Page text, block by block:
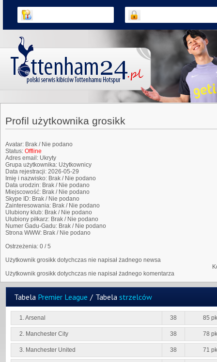
Profil użytkownika grosikk
Avatar: Brak / Nie podano
Status: Offline
Adres email: Ukryty
Grupa użytkownika: Użytkownicy
Data rejestracji: 2026-05-29
Imię i nazwisko: Brak / Nie podano
Data urodzin: Brak / Nie podano
Miejscowość: Brak / Nie podano
Skype ID: Brak / Nie podano
Zainteresowania: Brak / Nie podano
Ulubiony klub: Brak / Nie podano
Ulubiony piłkarz: Brak / Nie podano
Numer Gadu-Gadu: Brak / Nie podano
Strona WWW: Brak / Nie podano
Ostrzeżenia: 0 / 5
Użytkownik grosikk dotychczas nie napisał żadnego newsa
Użytkownik grosikk dotychczas nie napisał żadnego komentarza
Tabela Premier League / Tabela strzelców
1. Arsenal 38 85
2. Manchester City 38 78
3. Manchester United 38 71